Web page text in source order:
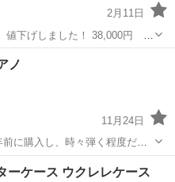
2月11日
値下げしました！ 38,000円 →
ノ
11月24日
に購入し、時々弾く程度だっ
ので早く手放したいです。 中
ドホンはつきません。 即決の方
器、ピアノ アリウス
RITTER ミニギターケース ウクレレケース